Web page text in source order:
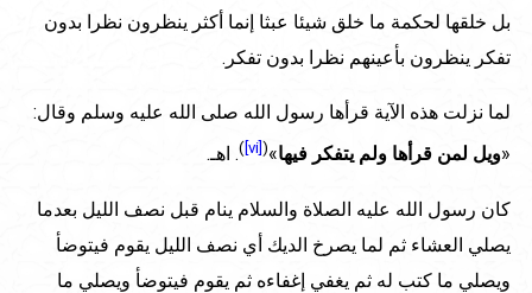
بل خلقها لحكمة ما خلق شيئا عبثا إنما أكثر ينظرون نظرا بدون
تفكر ينظرون بأعينهم نظرا بدون تفكر.
لما نزلت هذه الآية قرأها رسول الله صلى الله عليه وسلم وقال:
«ويل لمن قرأها ولم يتفكر فيها»
(
). اهـ.
كان رسول الله عليه الصلاة والسلام ينام قبل نصف الليل بعدما
يصلي العشاء ثم لما يصرخ الديك أي نصف الليل يقوم فيتوضأ
ويصلي ما كتب له ثم يغفي إغفاءه ثم يقوم فيتوضأ ويصلي ما